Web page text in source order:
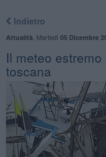
Indietro
Attualità Martedì 05 Dicembre
Il meteo
toscana